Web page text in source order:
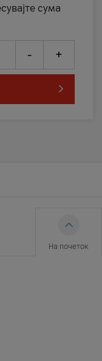
сума
- +
На почеток